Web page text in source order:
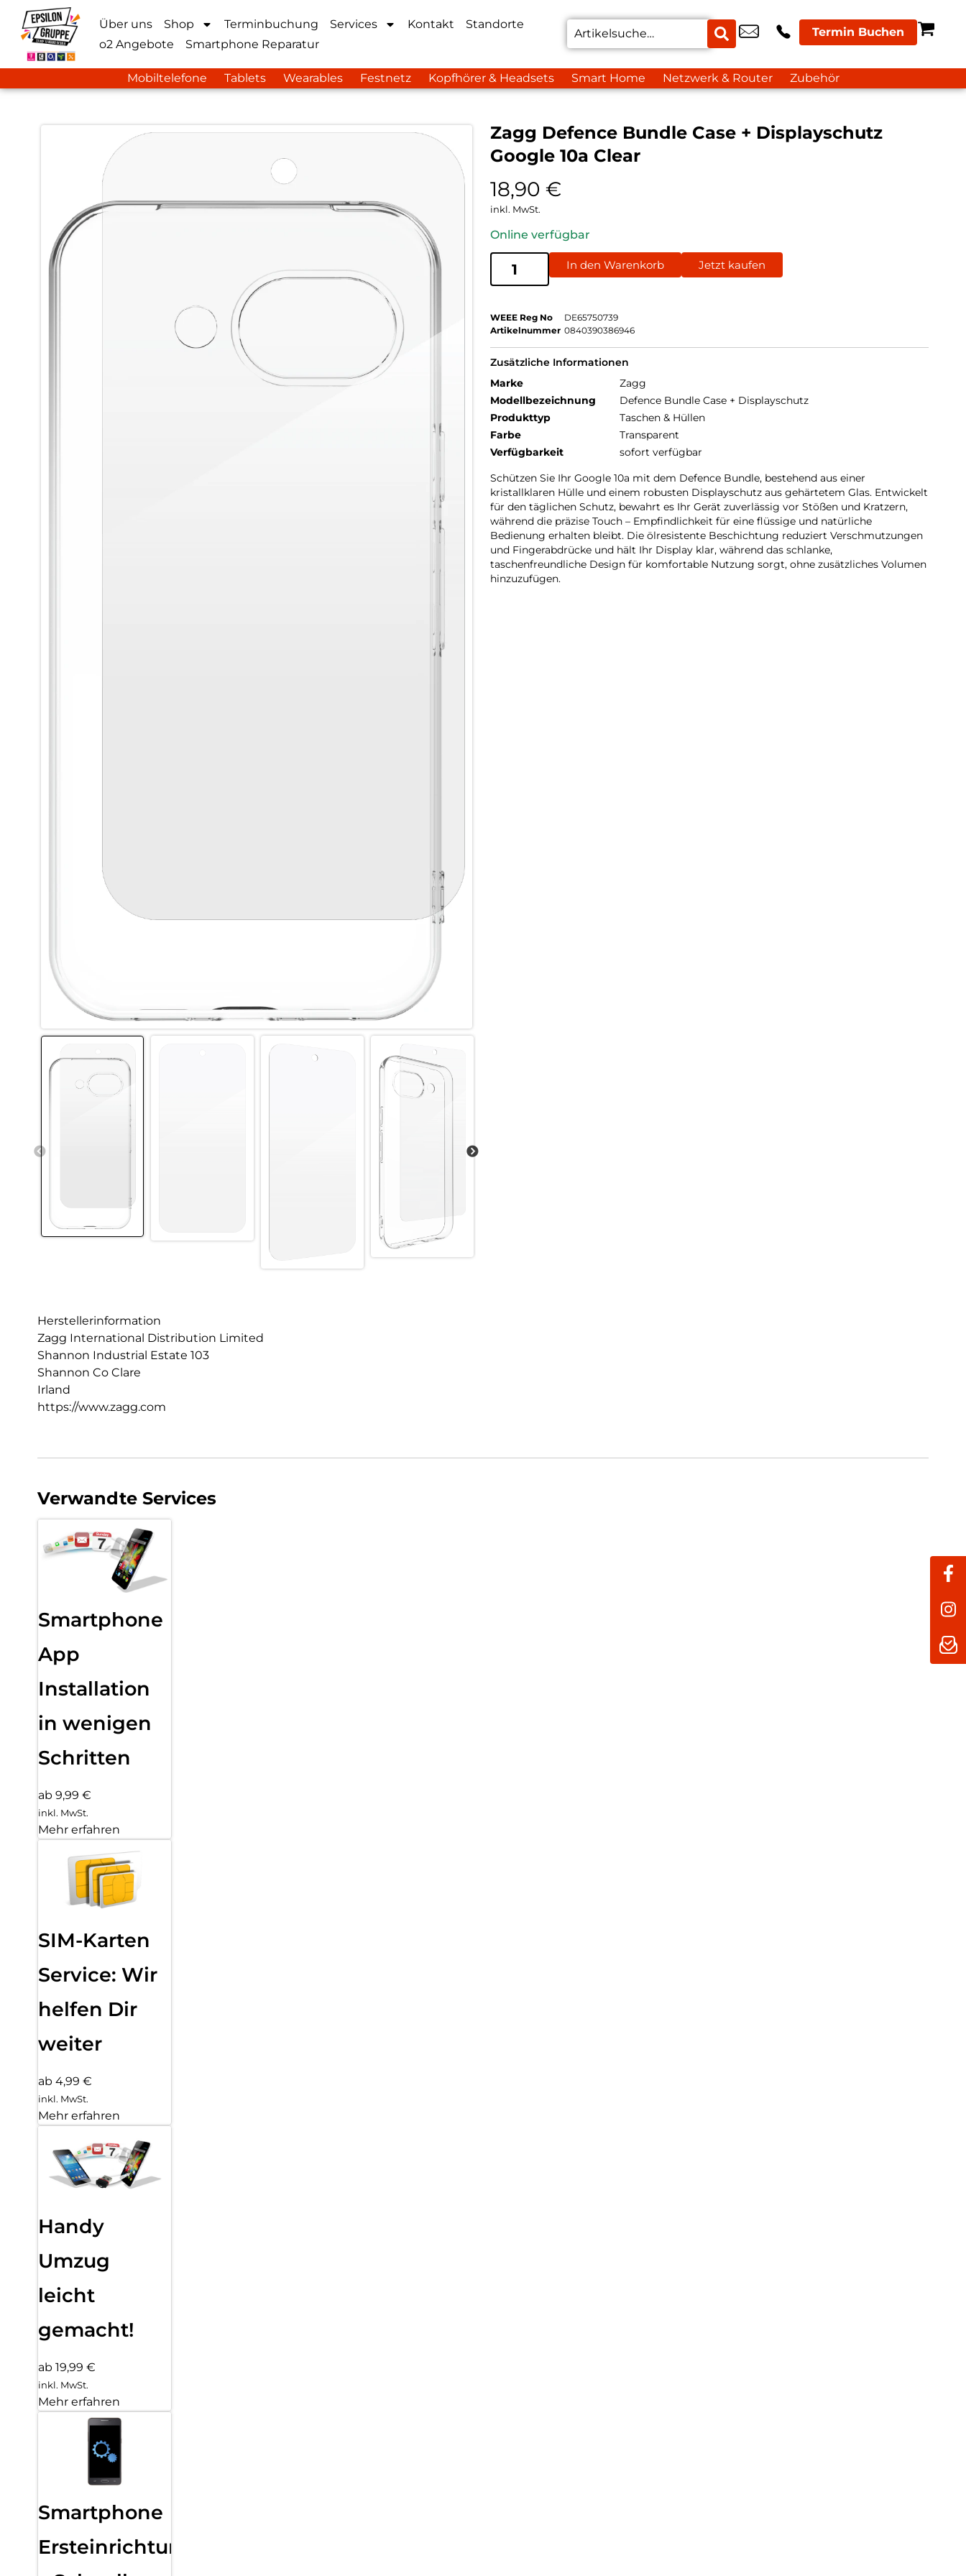
Über uns Shop Terminbuchung Services Kontakt
Standorte
o2 Angebote
Smartphone Reparatur
Termin Buchen
Mobiltelefone Tablets Wearables Festnetz Kopfhörer & Headsets Smart Home Netzwerk & Router Zubehör
Zagg Defence Bundle Case + Displayschutz
Google 10a Clear
18,90 €
inkl. MwSt.
Online verfügbar
In den Warenkorb Jetzt kaufen
WEEE Reg No
DE65750739
Artikelnummer 0840390386946
Zusätzliche Informationen
Marke
Zagg
Modellbezeichnung
Defence Bundle Case + Displayschutz
Produkttyp
Taschen & Hüllen
Farbe
Transparent
Verfügbarkeit
sofort verfügbar
Schützen Sie Ihr Google 10a mit dem Defence Bundle, bestehend aus einer
kristallklaren Hülle und einem robusten Displayschutz aus gehärtetem Glas. Entwickelt
für den täglichen Schutz, bewahrt es Ihr Gerät zuverlässig vor Stößen und Kratzern,
während die präzise Touch – Empfindlichkeit für eine flüssige und natürliche
Bedienung erhalten bleibt. Die ölresistente Beschichtung reduziert Verschmutzungen
und Fingerabdrücke und hält Ihr Display klar, während das schlanke,
taschenfreundliche Design für komfortable Nutzung sorgt, ohne zusätzliches Volumen
hinzuzufügen.
Herstellerinformation
Zagg International Distribution Limited
Shannon Industrial Estate 103
Shannon Co Clare
Irland
https://www.zagg.com
Verwandte Services
Smartphone
App
Installation
in wenigen
Schritten
ab 9,99 €
inkl. MwSt.
Mehr erfahren
SIM-Karten
Service: Wir
helfen Dir
weiter
ab 4,99 €
inkl. MwSt.
Mehr erfahren
Handy
Umzug
leicht
gemacht!
ab 19,99 €
inkl. MwSt.
Mehr erfahren
Smartphone
Ersteinrichtung